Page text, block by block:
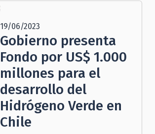
19/06/2023
Gobierno presenta
Fondo por US$ 1.000
millones para el
desarrollo del
Hidrógeno Verde en
Chile